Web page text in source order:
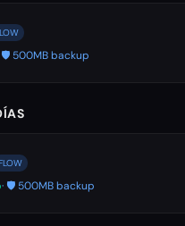
🛡️ 500MB backup
· 🛡️ 500MB backup